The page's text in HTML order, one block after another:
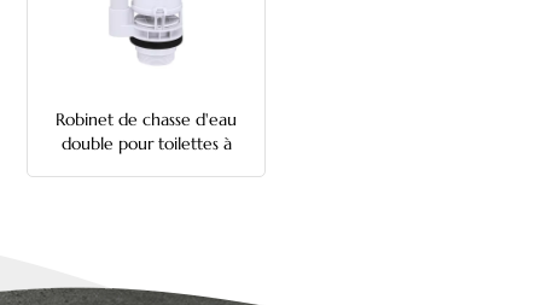
Robinet de chasse d'eau
double pour toilettes à